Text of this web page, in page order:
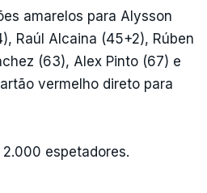
amarelos para Alysson
Raúl Alcaina (45+2), Rúben
(63), Alex Pinto (67) e
vermelho direto para
espetadores.